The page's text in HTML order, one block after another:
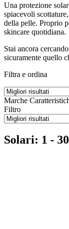
Una protezione
spiacevoli
della pelle. Proprio
skincare quotidiana.
Stai ancora
sicuramente quello
Filtra e ordina
Marche
Filtro
Solari: 1 -